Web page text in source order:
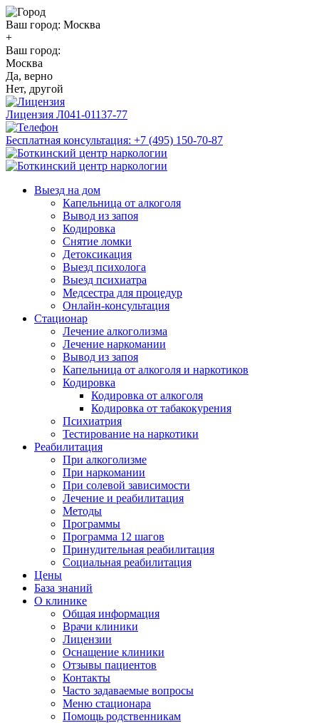
Ваш город: Москва
+
Ваш город:
Москва
Да, верно
Нет, другой
Лицензия Л041-01137-77
Бесплатная консультация: +7 (495) 150-70-87
Выезд на дом
Капельница от алкоголя
Вывод из запоя
Кодировка
Снятие ломки
Детоксикация
Выезд психолога
Выезд психиатра
Медсестра для процедур
Онлайн-консультация
Стационар
Лечение алкоголизма
Лечение наркомании
Вывод из запоя
Капельница от алкоголя и наркотиков
Кодировка
Кодировка от алкоголя
Кодировка от табакокурения
Психиатрия
Тестирование на наркотики
Реабилитация
При алкоголизме
При наркомании
При солевой зависимости
Лечение и реабилитация
Методы
Программы
Программа 12 шагов
Принудительная реабилитация
Социальная реабилитация
Цены
База знаний
О клинике
Общая информация
Врачи клиники
Лицензии
Оснащение клиники
Отзывы пациентов
Контакты
Часто задаваемые вопросы
Меню стационара
Помощь родственникам